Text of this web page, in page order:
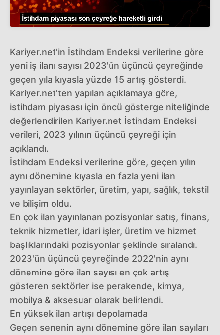
Kariyer.net'in İstihdam Endeksi verilerine göre
yeni iş ilanı sayısı 2023'ün üçüncü çeyreğinde
geçen yıla kıyasla yüzde 15 artış gösterdi.
Kariyer.net'ten yapılan açıklamaya göre,
istihdam piyasası için öncü gösterge niteliğinde
değerlendirilen Kariyer.net İstihdam Endeksi
verileri, 2023 yılının üçüncü çeyreği için
açıklandı.
İstihdam Endeksi verilerine göre, geçen yılın
aynı dönemine kıyasla en fazla yeni ilan
yayınlayan sektörler, üretim, yapı, sağlık, tekstil
ve bilişim oldu.
En çok ilan yayınlanan pozisyonlar satış, finans,
teknik hizmetler, idari işler, üretim ve hizmet
başlıklarındaki pozisyonlar şeklinde sıralandı.
2023'ün üçüncü çeyreğinde 2022'nin aynı
dönemine göre ilan sayısı en çok artış
gösteren sektörler ise perakende, kimya,
mobilya & aksesuar olarak belirlendi.
En yüksek ilan artışı depolamada
Geçen senenin aynı dönemine göre ilan sayıları